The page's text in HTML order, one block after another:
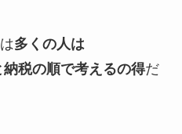
多くの人は
税の順で考えるの得だ